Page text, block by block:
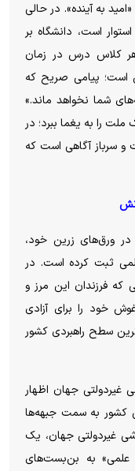
به آینده». در حالی
است، دانشگاه بر
کلاس درس در زمان
پیامی صریح که
شما نخواهد ماند.»
را به یغما ببرد؛ در
و سرباز آگاهی است که
در ورق‌های زرین خود،
ثبت کرده است. در
در روز‌هایی که فرزندان این مرز و
خود را برای آزادی
سطح راهبردی کشور
غیردولتی جهان اظهار
کشور به سمت جبهه‌ها
غیردولتی جهان، یک
علمی» به بن‌بست‌های